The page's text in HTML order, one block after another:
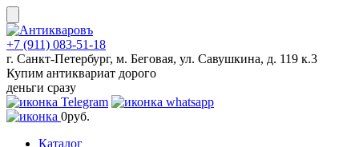
Skip
to
content
+7 (911) 083-51-18
г. Санкт-Петербург, м. Беговая, ул. Савушкина, д. 119 к.3
Купим антиквариат дорого
деньги сразу
0руб.
Каталог